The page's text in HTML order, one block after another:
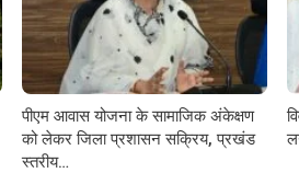
पीएम आवास योजना के सामाजिक अंकेक्षण
को लेकर जिला प्रशासन सक्रिय, प्रखंड
स्तरीय…